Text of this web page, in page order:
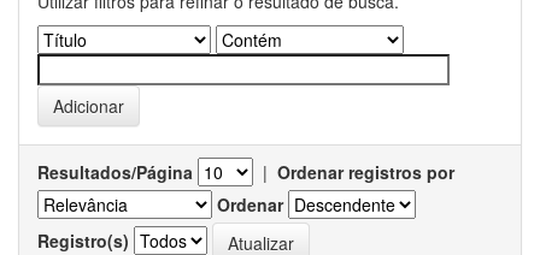
Resultados/Página | Ordenar registros por
Ordenar
Registro(s)